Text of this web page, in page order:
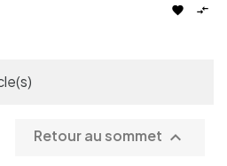
 
Retour au sommet 